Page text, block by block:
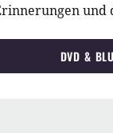
und
DVD &